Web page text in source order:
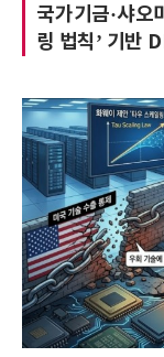
국가기금·샤오
링 법칙’ 기반